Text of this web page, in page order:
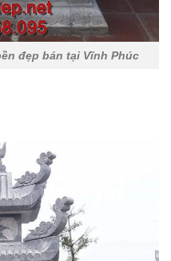
đẹp bán tại Vĩnh Phúc